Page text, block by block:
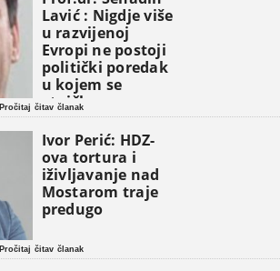
Lavić : Nigdje više
u razvijenoj
Evropi ne postoji
politički poredak
u kojem se
etničke grupe
pojavljuju kao
osnovne
političke jedinice
Pročitaj čitav članak
Ivor Perić: HDZ-
ova tortura i
iživljavanje nad
Mostarom traje
predugo
Pročitaj čitav članak